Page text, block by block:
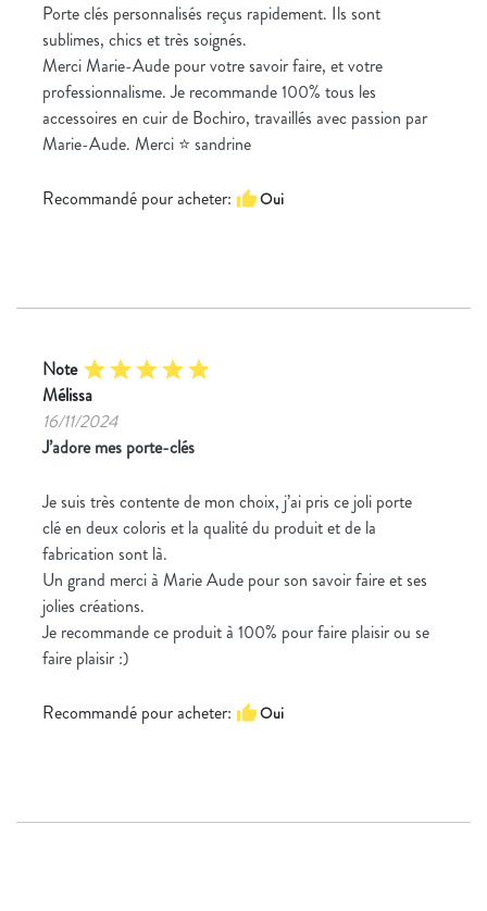
Porte clés personnalisés reçus rapidement. Ils sont
sublimes, chics et très soignés.
Merci Marie-Aude pour votre savoir faire, et votre
professionnalisme. Je recommande 100% tous les
accessoires en cuir de Bochiro, travaillés avec passion par
Marie-Aude. Merci ⭐️ sandrine
Recommandé pour acheter: thumb_upOui
Note starstarstarstarstar
Mélissa
16/11/2024
J’adore mes porte-clés
Je suis très contente de mon choix, j’ai pris ce joli porte
clé en deux coloris et la qualité du produit et de la
fabrication sont là.
Un grand merci à Marie Aude pour son savoir faire et ses
jolies créations.
Je recommande ce produit à 100% pour faire plaisir ou se
faire plaisir :)
Recommandé pour acheter: thumb_upOui